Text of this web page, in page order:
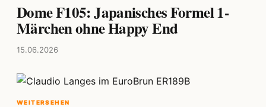
Dome F105: Japanisches Formel 1-
Märchen ohne Happy End
15.06.2026
WEITERSEHEN